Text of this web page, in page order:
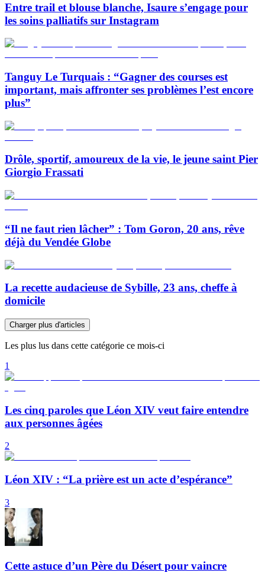
Entre trail et blouse blanche, Isaure s’engage pour
les soins palliatifs sur Instagram
Tanguy Le Turquais : “Gagner des courses est
important, mais affronter ses problèmes l’est encore
plus”
Drôle, sportif, amoureux de la vie, le jeune saint Pier
Giorgio Frassati
“Il ne faut rien lâcher” : Tom Goron, 20 ans, rêve
déjà du Vendée Globe
La recette audacieuse de Sybille, 23 ans, cheffe à
domicile
Charger plus d'articles
Les plus lus dans cette catégorie ce mois-ci
1
Les cinq paroles que Léon XIV veut faire entendre
aux personnes âgées
2
Léon XIV : “La prière est un acte d’espérance”
3
Cette astuce d’un Père du Désert pour vaincre